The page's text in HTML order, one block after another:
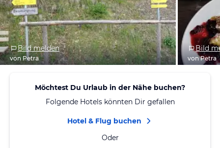
Bild melden
von Petra
Bild
von Petra
Möchtest Du Urlaub in der Nähe buchen?
Folgende Hotels könnten Dir gefallen
Hotel & Flug buchen
Oder